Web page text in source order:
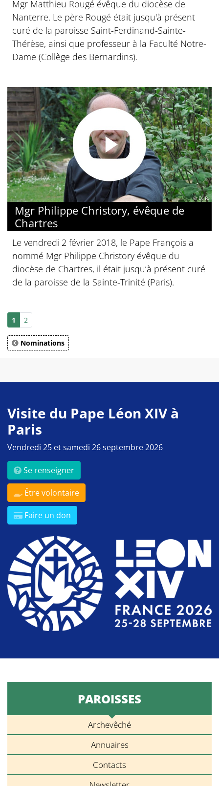
Mgr Matthieu Rougé évêque du diocèse de
Nanterre. Le père Rougé était jusqu'à présent
curé de la paroisse Saint-Ferdinand-Sainte-
Thérèse, ainsi que professeur à la Faculté Notre-
Dame (Collège des Bernardins).
© D. R.
Mgr Philippe Christory, évêque de
Chartres
Le vendredi 2 février 2018, le Pape François a
nommé Mgr Philippe Christory évêque du
diocèse de Chartres, il était jusqu’à présent curé
de la paroisse de la Sainte-Trinité (Paris).
1 2
Nominations
Visite du Pape Léon XIV à
Paris
Vendredi 25 et samedi 26 septembre 2026
Se renseigner
Être volontaire
Faire un don
PAROISSES
Archevêché
Annuaires
Contacts